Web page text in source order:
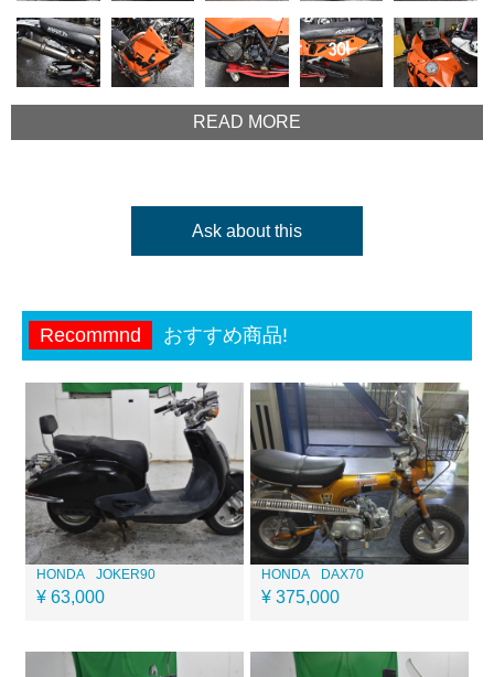
READ MORE
Ask about this
Recommnd おすすめ商品!
HONDA JOKER90
¥ 63,000
HONDA DAX70
¥ 375,000